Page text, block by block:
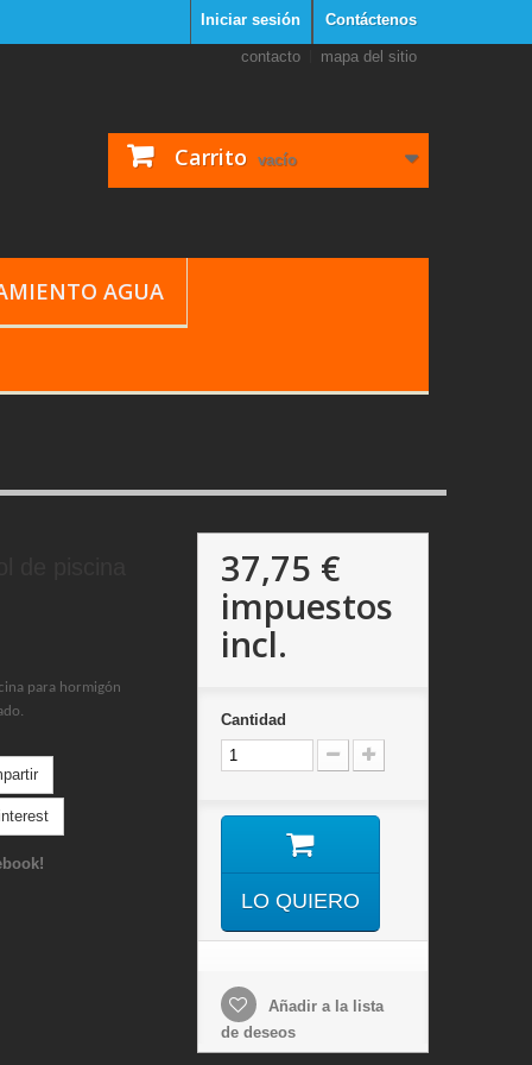
Contáctenos
Iniciar sesión
contacto mapa del sitio
Carrito vacío
AGUA
para hormigón
37,75 €
impuestos
incl.
Cantidad
LO QUIERO
Añadir a la lista
de deseos